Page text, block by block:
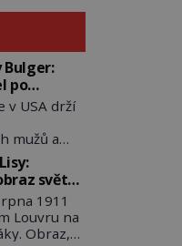
Bulger:
po
v USA drží
mužů a
číslo
bin
To je
Bulger
ze
19
světa
1911
Louvru na
Obraz,